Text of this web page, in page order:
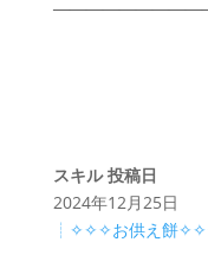
スキル 投稿日
2024年12月25日
┊✧✧✧お供え餅